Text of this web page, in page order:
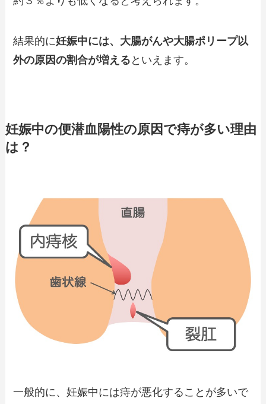
結果的に妊娠中には、大腸がんや大腸ポリープ以
外の原因の割合が増える といえます。
妊娠中の便潜血陽性の原因で痔が多い理由
は？
一般的に、妊娠中には痔が悪化することが多いで